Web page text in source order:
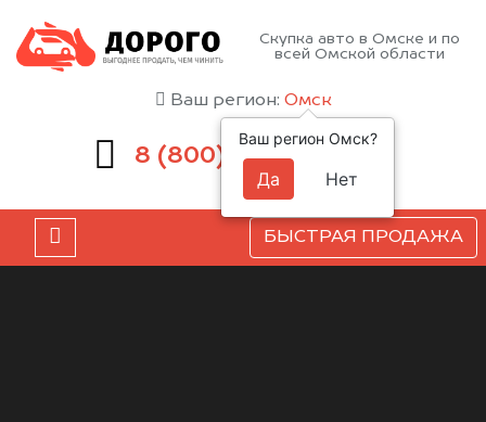
Скупка авто в Омске и по
всей Омской области
Ваш регион: Омск
8 (800) 551-81-15
БЫСТРАЯ ПРОДАЖА
Ваш регион Омск?
Да Нет